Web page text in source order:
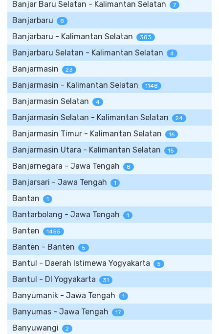
Banjar Baru Selatan - Kalimantan Selatan 7
Banjarbaru 8
Banjarbaru - Kalimantan Selatan 383
Banjarbaru Selatan - Kalimantan Selatan 4
Banjarmasin 23
Banjarmasin - Kalimantan Selatan 1148
Banjarmasin Selatan 4
Banjarmasin Selatan - Kalimantan Selatan 24
Banjarmasin Timur - Kalimantan Selatan 16
Banjarmasin Utara - Kalimantan Selatan 15
Banjarnegara - Jawa Tengah 8
Banjarsari - Jawa Tengah 1
Bantan 1
Bantarbolang - Jawa Tengah 1
Banten 1455
Banten - Banten 5
Bantul - Daerah Istimewa Yogyakarta 5
Bantul - DI Yogyakarta 31
Banyumanik - Jawa Tengah 1
Banyumas - Jawa Tengah 17
Banyuwangi 2